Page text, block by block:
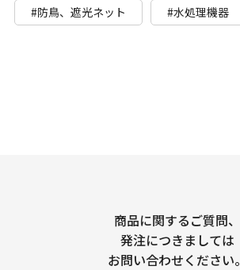
#防鳥、遮光ネット #水処理機器
商品に関するご質問、
発注につきましては
お問い合わせください。